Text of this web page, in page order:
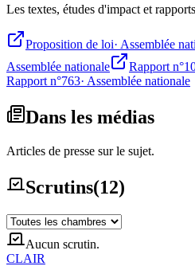
Les textes, études d'impact et
Proposition de loi· Assemblée
Assemblée nationale
Rapport
Rapport n°763· Assemblée nationale
Dans les médias
Articles de presse sur le sujet.
Scrutins(12)
Aucun scrutin.
CLAIR